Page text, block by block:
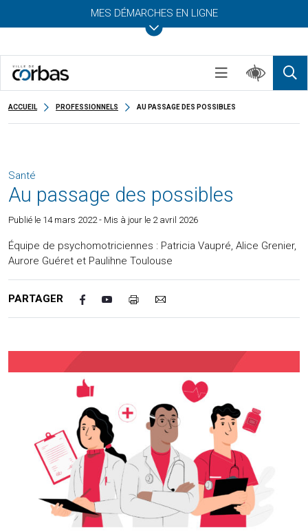
MES DÉMARCHES EN LIGNE
ACCUEIL PROFESSIONNELS AU PASSAGE DES POSSIBLES
Santé
Au passage des possibles
Publié le 14 mars 2022- Mis à jour le 2 avril 2026
Équipe de psychomotriciennes : Patricia Vaupré, Alice Grenier,
Aurore Guéret et Paulihne Toulouse
PARTAGER